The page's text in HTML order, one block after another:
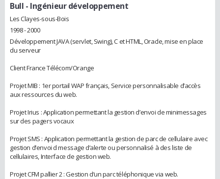
Bull - Ingénieur développement
Les Clayes-sous-Bois
1998 - 2000
Développement JAVA (servlet, Swing), C et HTML, Oracle, mise en place
du serveur
Client France Télécom/Orange
Projet MIB : 1er portail WAP français, Service personnalisable d’accès
aux ressources du web.
Projet Irius : Application permettant la gestion d’envoi de minimessages
sur des pagers vocaux
Projet SMS : Application permettant la gestion de parc de cellulaire avec
gestion d’envoi d message d’alerte ou personnalisé à des liste de
cellulaires, Interface de gestion web.
Projet CFM pallier 2 : Gestion d’un parc téléphonique via web.